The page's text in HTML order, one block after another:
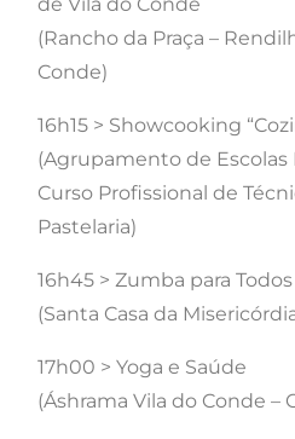
(Rancho da Praça –
Conde)
16h15 > Showcooking
(Agrupamento de Escolas
Curso Profissional de
Pastelaria)
16h45 > Zumba para Todos
(Santa Casa da
17h00 > Yoga e Saúde
(Áshrama Vila do Conde –